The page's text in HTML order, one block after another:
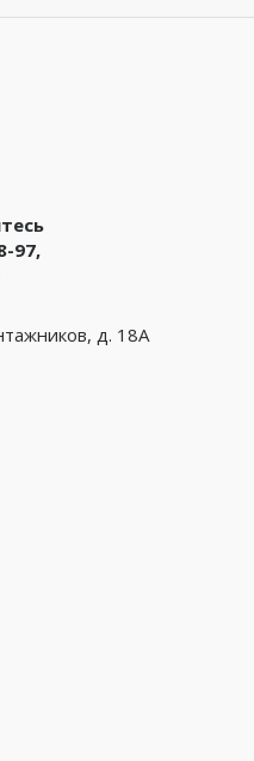
97,
д. 18А